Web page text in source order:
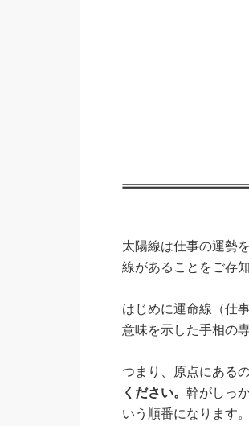
太陽線は仕事の運勢
線があることをご存
はじめに運命線（仕
意味を示した手相の
つまり、原点にある
ください。 幹がしっ
いう順番になります